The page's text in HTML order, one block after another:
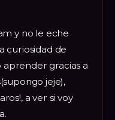
y no le eche
curiosidad de
gracias a
jeje),
a ver si voy